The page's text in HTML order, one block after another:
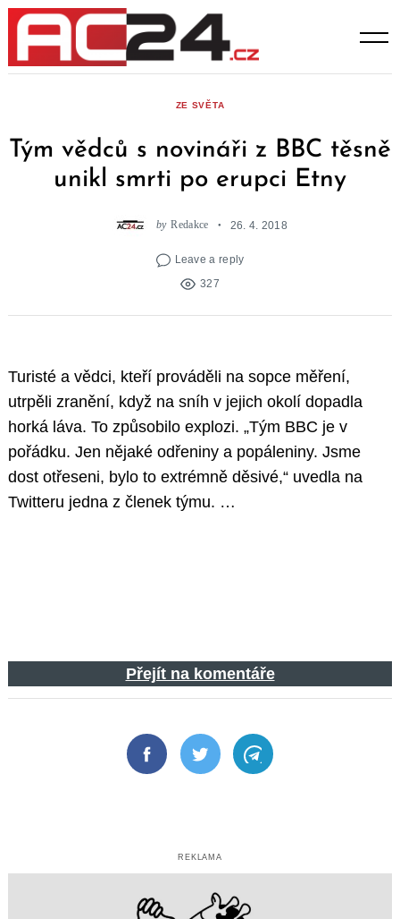
Skip
content
ZE SVĚTA
Tým vědců s novináři z BBC těsně
unikl smrti po erupci Etny
by Redakce 26. 4. 2018
Leave a reply
327
Turisté a vědci, kteří prováděli na sopce měření,
utrpěli zranění, když na sníh v jejich okolí dopadla
horká láva. To způsobilo explozi. „Tým BBC je v
pořádku. Jen nějaké odřeniny a popáleniny. Jsme
dost otřeseni, bylo to extrémně děsivé,“ uvedla na
Twitteru jedna z členek týmu. …
Přejít na komentáře
FacebookTwitter Telegram
REKLAMA